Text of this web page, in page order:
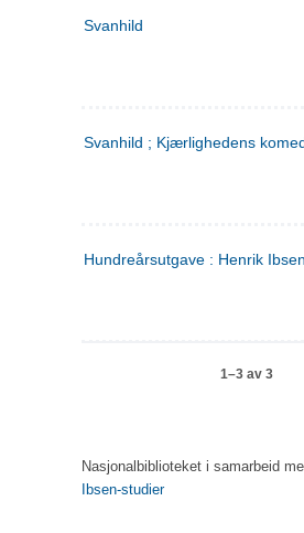
Svanhild
Svanhild ; Kjærlighedens
Hundreårsutgave : Henrik
1–3 av 3
Nasjonalbiblioteket i samarbeid
Ibsen-studier